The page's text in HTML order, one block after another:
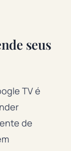
seus
TV é
de